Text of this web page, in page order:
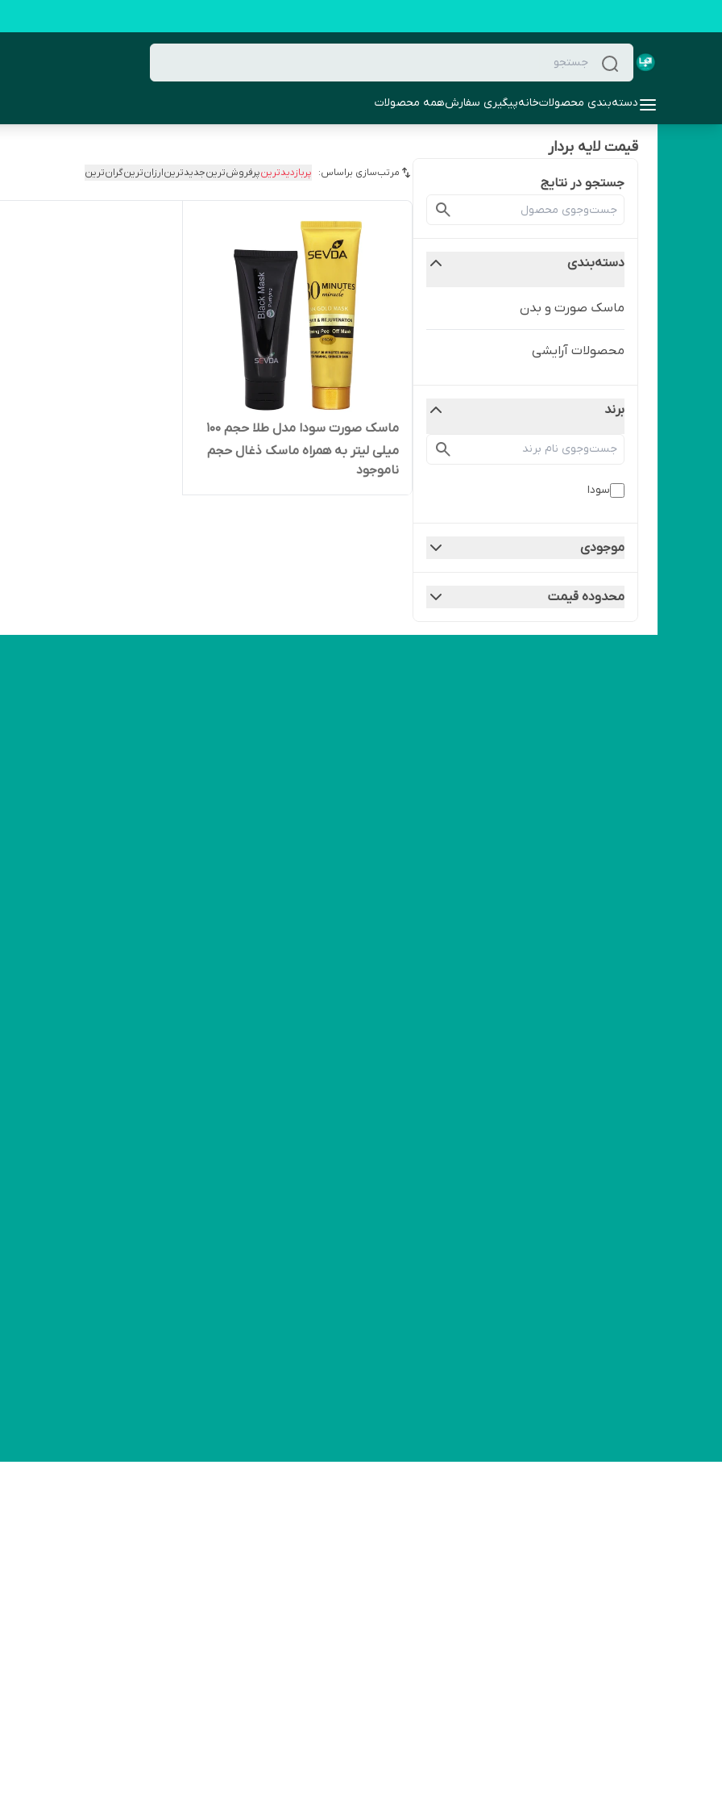
دسته‌بندی محصولاتخانهپیگیری سفارشهمه محصولات
قیمت لایه بردار
جستجو در نتایج
دسته‌بندی
ماسک صورت و بدن
محصولات آرایشی
برند
سودا
موجودی
محدوده قیمت
مرتب‌سازی براساس: پربازدیدترینپرفروش‌ترینجدیدترینارزان‌ترینگران‌ترین
ماسک صورت سودا مدل طلا حجم 100
میلی لیتر به همراه ماسک ذغال حجم
75 میلی لیتر
ناموجود